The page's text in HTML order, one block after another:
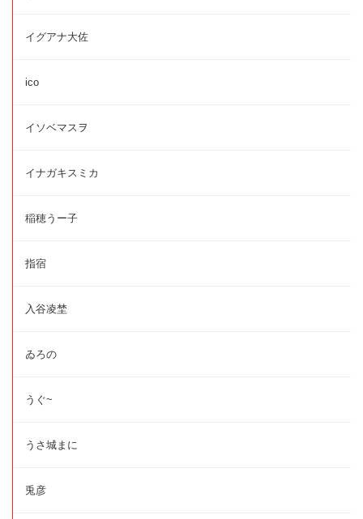
イグアナ大佐
ico
イソベマスヲ
イナガキスミカ
稲穂うー子
指宿
入谷凌埜
ゐろの
うぐ~
うさ城まに
兎彦